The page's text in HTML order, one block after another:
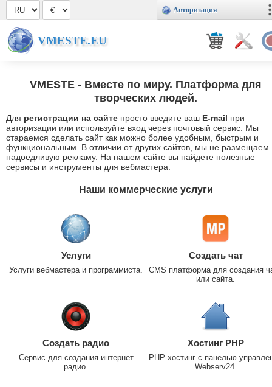
Авторизация
VMESTE.EU
VMESTE - Вместе по миру. Платформа для
творческих людей.
Для регистрации на сайте просто введите ваш E-mail при
авторизации или используйте вход через почтовый сервис. Мы
стараемся сделать сайт как можно более удобным, быстрым и
функциональным. В отличии от других сайтов, мы не размещаем
надоедливую рекламу. На нашем сайте вы найдете полезные
сервисы и инструменты для вебмастера.
Наши коммерческие услуги
Услуги
Услуги вебмастера и программиста.
Создать чат
CMS платформа для создания
или сайта.
Создать радио
Сервис для создания интернет
радио.
Хостинг PHP
PHP-хостинг с панелью
Webserv24.